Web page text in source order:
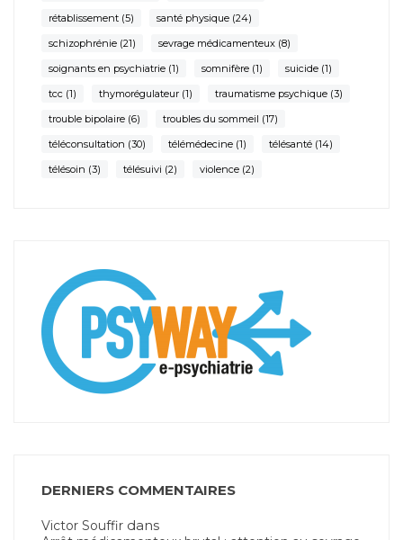
rétablissement (5) santé physique (24)
schizophrénie (21) sevrage médicamenteux (8)
soignants en psychiatrie (1) somnifère (1) suicide (1)
tcc (1) thymorégulateur (1) traumatisme psychique (3)
trouble bipolaire (6) troubles du sommeil (17)
téléconsultation (30) télémédecine (1) télésanté (14)
télésoin (3) télésuivi (2) violence (2)
DERNIERS COMMENTAIRES
Victor Souffir dans